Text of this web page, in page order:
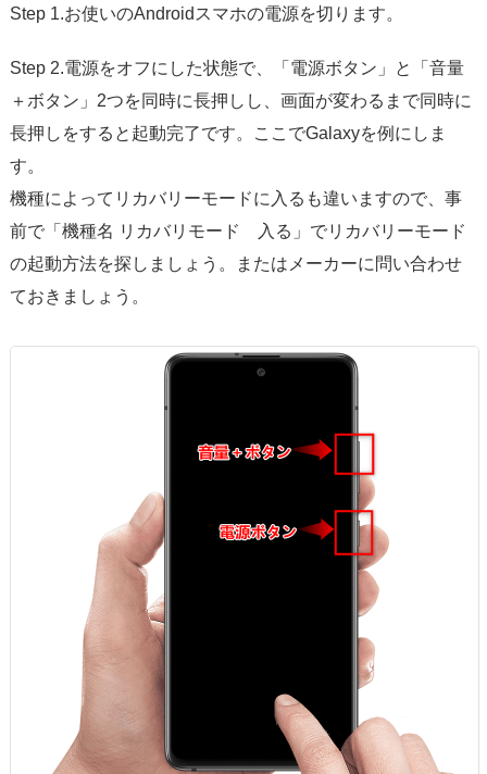
Step 1.お使いのAndroidスマホの電源を切ります。
Step 2.電源をオフにした状態で、「電源ボタン」と「音量
＋ボタン」2つを同時に長押しし、画面が変わるまで同時に
長押しをすると起動完了です。ここでGalaxyを例にしま
す。
機種によってリカバリーモードに入るも違いますので、事
前で「機種名 リカバリモード 入る」でリカバリーモード
の起動方法を探しましょう。またはメーカーに問い合わせ
ておきましょう。